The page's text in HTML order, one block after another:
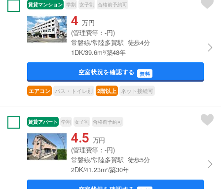
賃貸マンション 学割 女子割 合格前予約可
4 万円
(管理費等：-円)
常磐線/常陸多賀駅 徒歩4分
1DK/39.6m²/築48年
空室状況を確認する 無料
エアコン バス・トイレ別 2階以上 ネット接続可
賃貸アパート 学割 女子割 合格前予約可
4.5 万円
(管理費等：-円)
常磐線/常陸多賀駅 徒歩5分
2DK/41.23m²/築30年